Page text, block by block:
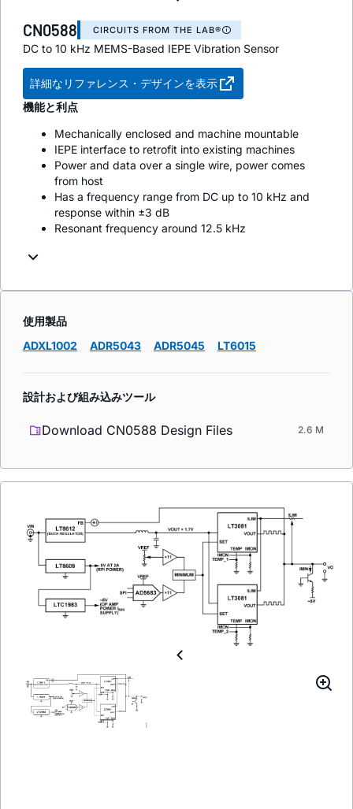
CN0588 CIRCUITS FROM THE LAB®
DC to 10 kHz MEMS-Based IEPE Vibration Sensor
詳細なリファレンス・デザインを表示
機能と利点
Mechanically enclosed and machine mountable
IEPE interface to retrofit into existing machines
Power and data over a single wire, power comes
from host
Has a frequency range from DC up to 10 kHz and
response within ±3 dB
Resonant frequency around 12.5 kHz
使用製品
ADXL1002
ADR5043 ADR5045 LT6015
設計および組み込みツール
Download CN0588 Design Files 2.6 M